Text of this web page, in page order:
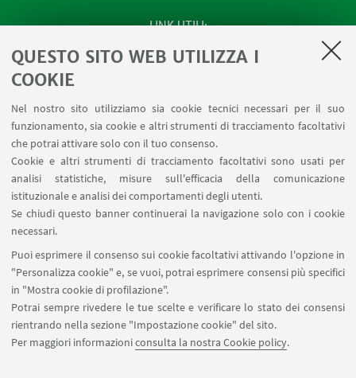
QUESTO SITO WEB UTILIZZA I
COOKIE
Nel nostro sito utilizziamo sia cookie tecnici necessari per il suo
funzionamento, sia cookie e altri strumenti di tracciamento facoltativi
che potrai attivare solo con il tuo consenso.
Cookie e altri strumenti di tracciamento facoltativi sono usati per
analisi statistiche, misure sull'efficacia della comunicazione
istituzionale e analisi dei comportamenti degli utenti.
Se chiudi questo banner continuerai la navigazione solo con i cookie
necessari.
Puoi esprimere il consenso sui cookie facoltativi attivando l'opzione in
"Personalizza cookie" e, se vuoi, potrai esprimere consensi più specifici
in "Mostra cookie di profilazione".
Potrai sempre rivedere le tue scelte e verificare lo stato dei consensi
rientrando nella sezione "Impostazione cookie" del sito.
Per maggiori informazioniconsulta la nostra Cookie policy.
LINK UTILI
Apps
Prenotazione Sale
Carta dei Servizi
SEGUI IL DIPARTIMENTO SU:
SEGUI UNIBO SU:
APP: